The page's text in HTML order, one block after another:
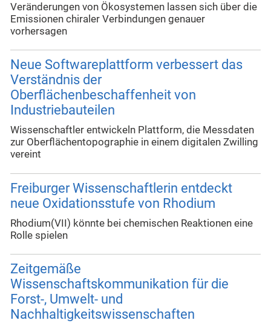
Veränderungen von Ökosystemen lassen sich über die
Emissionen chiraler Verbindungen genauer
vorhersagen
Neue Softwareplattform verbessert das
Verständnis der
Oberflächenbeschaffenheit von
Industriebauteilen
Wissenschaftler entwickeln Plattform, die Messdaten
zur Oberflächentopographie in einem digitalen Zwilling
vereint
Freiburger Wissenschaftlerin entdeckt
neue Oxidationsstufe von Rhodium
Rhodium(VII) könnte bei chemischen Reaktionen eine
Rolle spielen
Zeitgemäße
Wissenschaftskommunikation für die
Forst-, Umwelt- und
Nachhaltigkeitswissenschaften